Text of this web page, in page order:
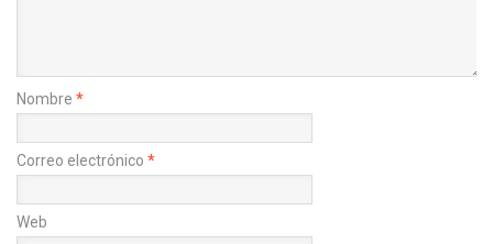
Nombre *
Correo electrónico *
Web